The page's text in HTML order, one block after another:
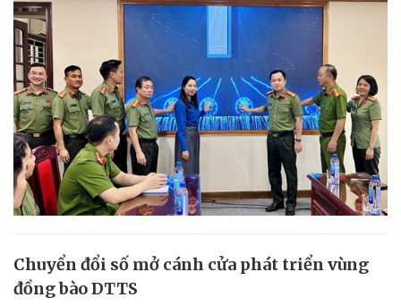
Chuyển đổi số mở cánh cửa phát triển vùng
đồng bào DTTS